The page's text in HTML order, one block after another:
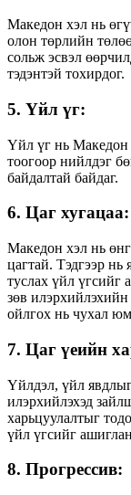
Македон хэл нь
олон төрлийн
сольж эсвэл
тэдэнтэй тохирдог.
5. Үйл үг:
Үйл үг нь Македон
тоогоор нийлдэг
байдалтай байдаг.
6. Цаг хугацаа:
Македон хэл нь
цагтай. Тэдгээр
туслах үйл үгсийг
зөв илэрхийлэхийн
ойлгох нь чухал
7. Цаг үеийн
Үйлдэл, үйл
илэрхийлэхэд
харьцуулалтыг
үйл үгсийг
8. Прогрессив: